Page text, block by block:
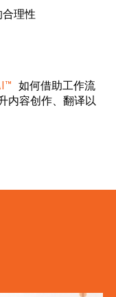
理性
如何借助工作流
内容创作、翻译以